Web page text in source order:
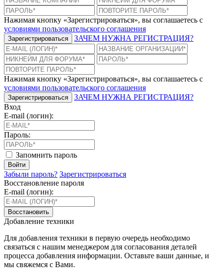
Нажимая кнопку «Зарегистрироваться», вы соглашаетесь с
условиями пользовательского соглашения
Зарегистрироваться ЗАЧЕМ НУЖНА РЕГИСТРАЦИЯ?
Нажимая кнопку «Зарегистрироваться», вы соглашаетесь с
условиями пользовательского соглашения
Зарегистрироваться
ЗАЧЕМ НУЖНА РЕГИСТРАЦИЯ?
Вход
E-mail (логин):
Пароль:
Запомнить пароль
Войти
Забыли пароль? Зарегистрироваться
Восстановление пароля
E-mail (логин):
Восстановить
Добавление техники
Для добавления техники в первую очередь необходимо
связаться с нашим менеджером для согласования деталей
процесса добавления информации. Оставьте ваши данные, и
мы свяжемся с Вами.